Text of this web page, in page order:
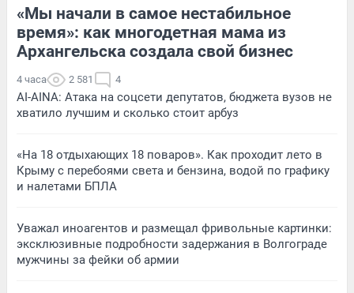
«Мы начали в самое нестабильное
время»: как многодетная мама из
Архангельска создала свой бизнес
4 часа 2 581 4
AI-AINA: Атака на соцсети депутатов, бюджета вузов не
хватило лучшим и сколько стоит арбуз
«На 18 отдыхающих 18 поваров». Как проходит лето в
Крыму с перебоями света и бензина, водой по графику
и налетами БПЛА
Уважал иноагентов и размещал фривольные картинки:
эксклюзивные подробности задержания в Волгограде
мужчины за фейки об армии